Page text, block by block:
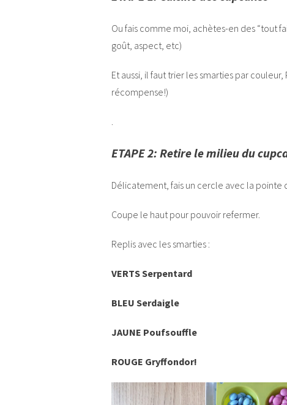
Ou fais comme moi, achètes-en des “tout
goût, aspect, etc)
Et aussi, il faut trier les smarties par
récompense!)
ETAPE2: Retire le milieu du
Délicatement, fais un cercle avec la pointe
Coupe le haut pour pouvoir refermer.
Replis avec les smarties :
VERTS Serpentard
BLEU Serdaigle
JAUNE Poufsouffle
ROUGE Gryffondor!